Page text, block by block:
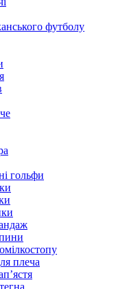
футболу
гольфи
плеча